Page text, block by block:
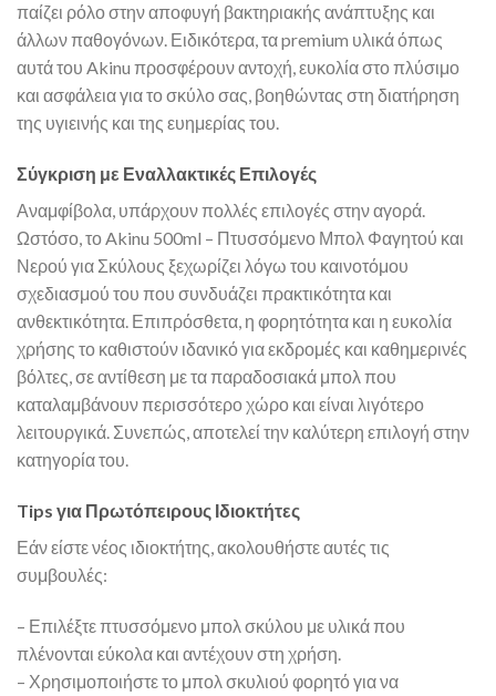
παίζει ρόλο στην αποφυγή βακτηριακής ανάπτυξης και
άλλων παθογόνων. Ειδικότερα, τα premium υλικά όπως
αυτά του Akinu προσφέρουν αντοχή, ευκολία στο πλύσιμο
και ασφάλεια για το σκύλο σας, βοηθώντας στη διατήρηση
της υγιεινής και της ευημερίας του.
Σύγκριση με Εναλλακτικές Επιλογές
Αναμφίβολα, υπάρχουν πολλές επιλογές στην αγορά.
Ωστόσο, το Akinu 500ml – Πτυσσόμενο Μπολ Φαγητού και
Νερού για Σκύλους ξεχωρίζει λόγω του καινοτόμου
σχεδιασμού του που συνδυάζει πρακτικότητα και
ανθεκτικότητα. Επιπρόσθετα, η φορητότητα και η ευκολία
χρήσης το καθιστούν ιδανικό για εκδρομές και καθημερινές
βόλτες, σε αντίθεση με τα παραδοσιακά μπολ που
καταλαμβάνουν περισσότερο χώρο και είναι λιγότερο
λειτουργικά. Συνεπώς, αποτελεί την καλύτερη επιλογή στην
κατηγορία του.
Tips για Πρωτόπειρους Ιδιοκτήτες
Εάν είστε νέος ιδιοκτήτης, ακολουθήστε αυτές τις
συμβουλές:
– Επιλέξτε πτυσσόμενο μπολ σκύλου με υλικά που
πλένονται εύκολα και αντέχουν στη χρήση.
– Χρησιμοποιήστε το μπολ σκυλιού φορητό για να